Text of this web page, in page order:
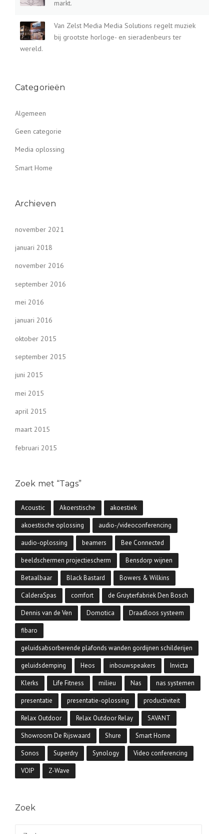
markt.
Van Zelst Media Media Solutions regelt muziek
bij grootste horloge- en sieradenbeurs ter
wereld.
Categorieën
Algemeen
Geen categorie
Media oplossing
Smart Home
Archieven
november 2021
januari 2018
november 2016
september 2016
mei 2016
januari 2016
oktober 2015
september 2015
juni 2015
mei 2015
april 2015
maart 2015
februari 2015
Zoek met “Tags”
Acoustic Akoerstische akoestiek
akoestische oplossing audio-/videoconferencing
audio-oplossing beamers Bee Connected
beeldschermen projectiescherm Bensdorp wijnen
Betaalbaar Black Bastard Bowers & Wilkins
CalderaSpas comfort de Gruyterfabriek Den Bosch
Dennis van de Ven Domotica Draadloos systeem
fibaro
geluidsabsorberende plafonds wanden gordijnen schilderijen
geluidsdemping Heos inbouwspeakers Invicta
Klerks Life Fitness milieu Nas nas systemen
presentatie presentatie-oplossing productiviteit
Relax Outdoor Relax Outdoor Relay SAVANT
Showroom De Rijswaard Shure Smart Home
Sonos Superdry Synology Video conferencing
VOIP Z-Wave
Zoek